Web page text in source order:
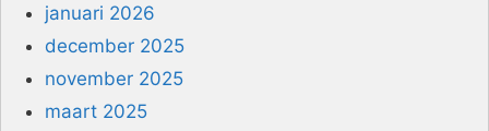
januari 2026
december 2025
november 2025
maart 2025